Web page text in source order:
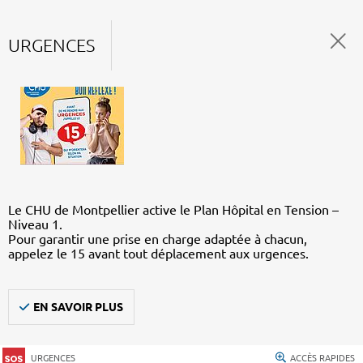
URGENCES
Le CHU de Montpellier active le Plan Hôpital en Tension –
Niveau 1.
Pour garantir une prise en charge adaptée à chacun,
appelez le 15 avant tout déplacement aux urgences.
EN SAVOIR PLUS
URGENCES ACCÈS RAPIDES